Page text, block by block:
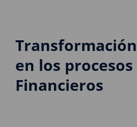
en los procesos
Financieros